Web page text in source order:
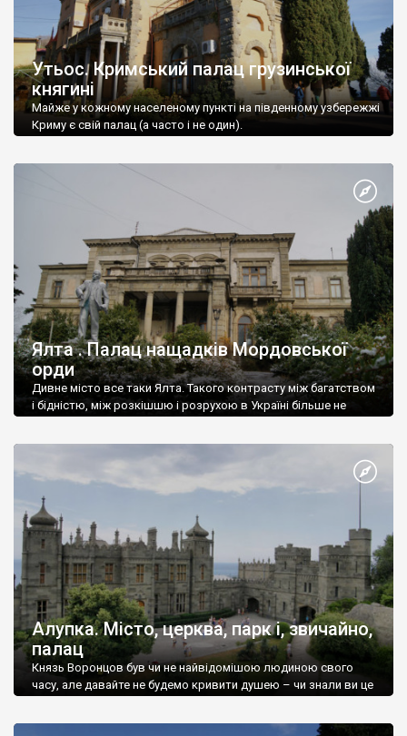
Утьос. Кримський палац грузинської
княгині
Майже у кожному населеному пункті на південному узбережжі
Криму є свій палац (а часто і не один).
Ялта . Палац нащадків Мордовської
орди
Дивне місто все таки Ялта. Такого контрасту між багатством
і бідністю, між розкішшю і розрухою в Україні більше не
Алупка. Місто, церква, парк і, звичайно,
палац
Князь Воронцов був чи не найвідомішою людиною свого
часу, але давайте не будемо кривити душею – чи знали ви це